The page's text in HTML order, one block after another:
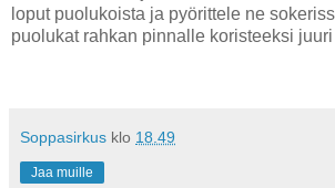
loput puolukoista ja pyörittele ne
puolukat rahkan pinnalle koristeeksi
Soppasirkus klo 18.49
Jaa muille